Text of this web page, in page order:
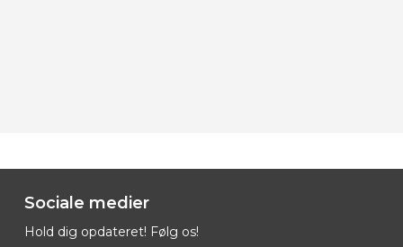
Sociale medier
Hold dig opdateret! Følg os!